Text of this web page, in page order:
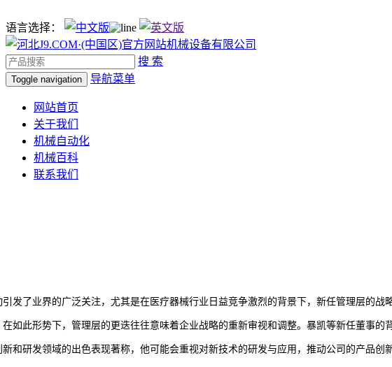
语言选择：
搜 索
Toggle navigation 导航菜单
网站首页
关于我们
机械自动化
机械百科
联系我们
业界的广泛关注，尤其是在医疗器械行业日益竞争激烈的背景下，新任管理层的战
形势下，管理层的更迭往往意味着企业战略的重新审视和调整。暴凯等新任董事的
发领域的出色表现著称，他可能会重视对新技术的研发与应用，推动公司的产品